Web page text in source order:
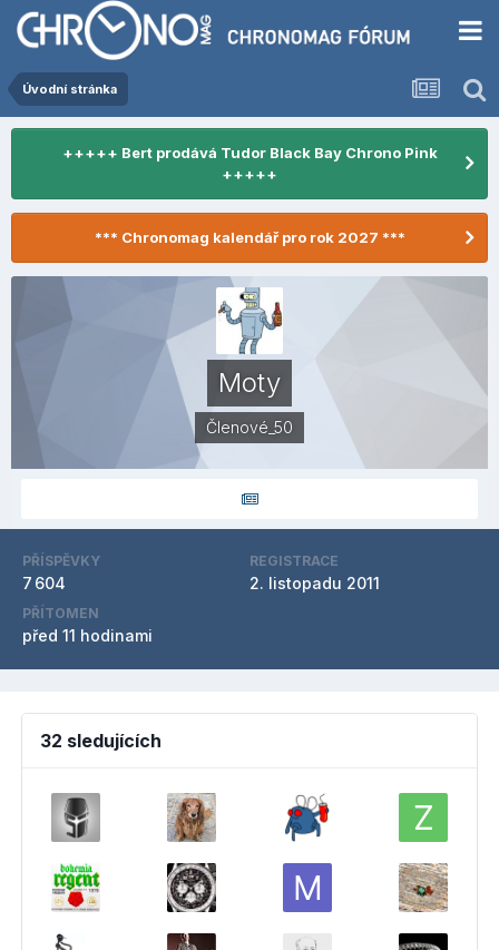
Úvodní stránka
+++++ Bert prodává Tudor Black Bay Chrono Pink
+++++
*** Chronomag kalendář pro rok 2027 ***
Moty
Členové_50
PŘÍSPĚVKY
7 604
REGISTRACE
2. listopadu 2011
PŘÍTOMEN
před 11 hodinami
32 sledujících